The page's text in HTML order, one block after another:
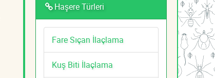
Haşere Türleri
Fare Sıçan İlaçlama
Kuş Biti İlaçlama